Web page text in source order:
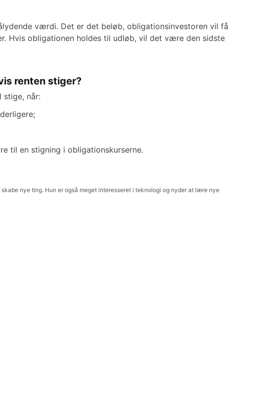
værdi. Det er det beløb, obligationsinvestoren vil få
Hvis obligationen holdes til udløb, vil det være den sidste
renten stiger?
stige, når:
til en stigning i obligationskurserne.
nye ting. Hun er også meget interesseret i teknologi og nyder at lære nye